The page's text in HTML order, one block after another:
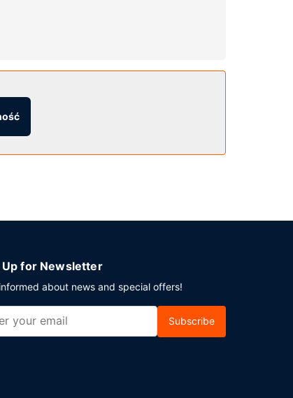
— rozrywkę. Prywatna łazienka —
Up for Newsletter
about news and special offers!
Subscribe